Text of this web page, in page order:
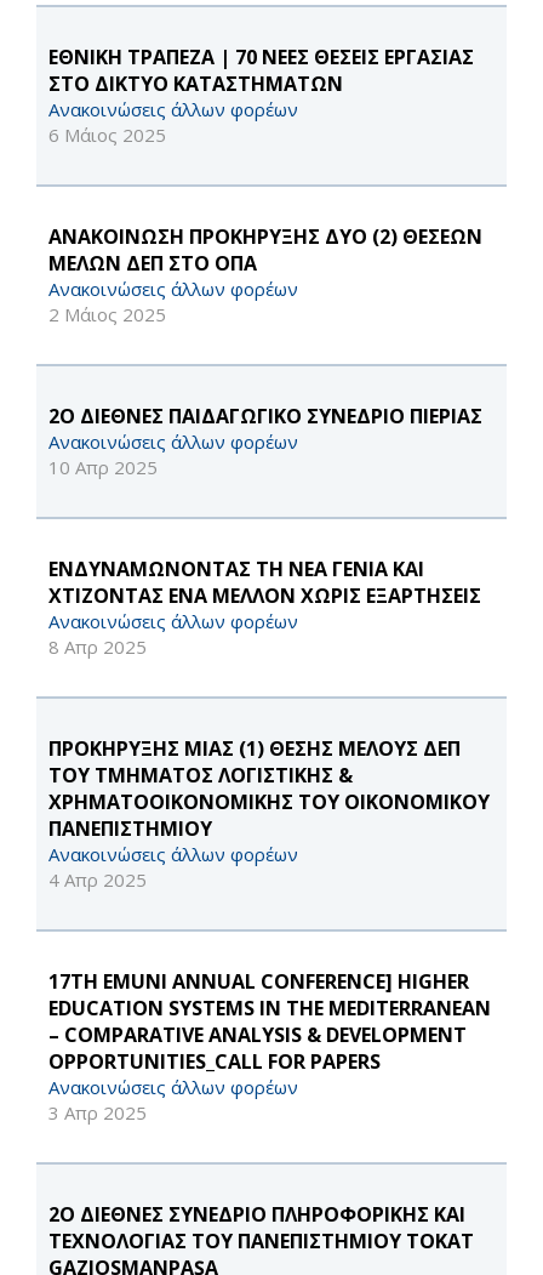
ΕΘΝΙΚΗ ΤΡΑΠΕΖΑ | 70 ΝΕΕΣ ΘΕΣΕΙΣ ΕΡΓΑΣΙΑΣ
ΣΤΟ ΔΙΚΤΥΟ ΚΑΤΑΣΤΗΜΑΤΩΝ
Ανακοινώσεις άλλων φορέων
6 Μάιος 2025
ΑΝΑΚΟΙΝΩΣΗ ΠΡΟΚΗΡΥΞΗΣ ΔΥΟ (2) ΘΕΣΕΩΝ
ΜΕΛΩΝ ΔΕΠ ΣΤΟ ΟΠΑ
Ανακοινώσεις άλλων φορέων
2 Μάιος 2025
2Ο ΔΙΕΘΝΕΣ ΠΑΙΔΑΓΩΓΙΚΟ ΣΥΝΕΔΡΙΟ ΠΙΕΡΙΑΣ
Ανακοινώσεις άλλων φορέων
10 Απρ 2025
ΕΝΔΥΝΑΜΩΝΟΝΤΑΣ ΤΗ ΝΕΑ ΓΕΝΙΑ ΚΑΙ
ΧΤΙΖΟΝΤΑΣ ΕΝΑ ΜΕΛΛΟΝ ΧΩΡΙΣ ΕΞΑΡΤΗΣΕΙΣ
Ανακοινώσεις άλλων φορέων
8 Απρ 2025
ΠΡΟΚΗΡΥΞΗΣ ΜΙΑΣ (1) ΘΕΣΗΣ ΜΕΛΟΥΣ ΔΕΠ
ΤΟΥ ΤΜΗΜΑΤΟΣ ΛΟΓΙΣΤΙΚΗΣ &
ΧΡΗΜΑΤΟΟΙΚΟΝΟΜΙΚΗΣ ΤΟΥ ΟΙΚΟΝΟΜΙΚΟΥ
ΠΑΝΕΠΙΣΤΗΜΙΟΥ
Ανακοινώσεις άλλων φορέων
4 Απρ 2025
17TH EMUNI ANNUAL CONFERENCE] HIGHER
EDUCATION SYSTEMS IN THE MEDITERRANEAN
– COMPARATIVE ANALYSIS & DEVELOPMENT
OPPORTUNITIES_CALL FOR PAPERS
Ανακοινώσεις άλλων φορέων
3 Απρ 2025
2Ο ΔΙΕΘΝΕΣ ΣΥΝΕΔΡΙΟ ΠΛΗΡΟΦΟΡΙΚΗΣ ΚΑΙ
ΤΕΧΝΟΛΟΓΙΑΣ ΤΟΥ ΠΑΝΕΠΙΣΤΗΜΙΟΥ TOKAT
GAZIOSMANPAŞA